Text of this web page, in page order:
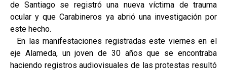
de Santiago se registró una nueva víctima de trauma
ocular y que Carabineros ya abrió una investigación por
este hecho.
En las manifestaciones registradas este viernes en el
eje Alameda, un joven de 30 años que se encontraba
haciendo registros audiovisuales de las protestas resultó